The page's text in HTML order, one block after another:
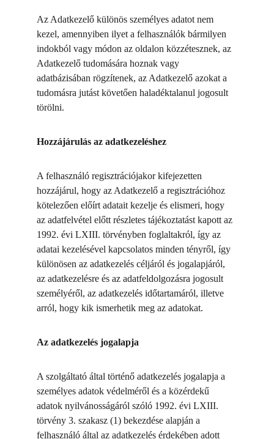
Az Adatkezelő különös személyes adatot nem
kezel, amennyiben ilyet a felhasználók bármilyen
indokból vagy módon az oldalon közzétesznek, az
Adatkezelő tudomására hoznak vagy
adatbázisában rögzítenek, az Adatkezelő azokat a
tudomásra jutást követően haladéktalanul jogosult
törölni.
Hozzájárulás az adatkezeléshez
A felhasználó regisztrációjakor kifejezetten
hozzájárul, hogy az Adatkezelő a regisztrációhoz
kötelezően előírt adatait kezelje és elismeri, hogy
az adatfelvétel előtt részletes tájékoztatást kapott az
1992. évi LXIII. törvényben foglaltakról, így az
adatai kezelésével kapcsolatos minden tényről, így
különösen az adatkezelés céljáról és jogalapjáról,
az adatkezelésre és az adatfeldolgozásra jogosult
személyéről, az adatkezelés időtartamáról, illetve
arról, hogy kik ismerhetik meg az adatokat.
Az adatkezelés jogalapja
A szolgáltató által történő adatkezelés jogalapja a
személyes adatok védelméről és a közérdekű
adatok nyilvánosságáról szóló 1992. évi LXIII.
törvény 3. szakasz (1) bekezdése alapján a
felhasználó által az adatkezelés érdekében adott